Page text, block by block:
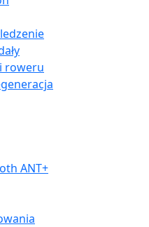
roweru
ANT+